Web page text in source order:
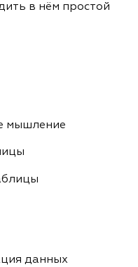
в нём простой
мышление
данных